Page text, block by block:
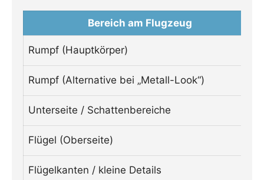
Bereich am Flugzeug
Rumpf (Hauptkörper)
Rumpf (Alternative bei „Metall-Look“)
Unterseite / Schattenbereiche
Flügel (Oberseite)
Flügelkanten / kleine Details